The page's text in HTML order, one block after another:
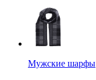
Мужские шарфы